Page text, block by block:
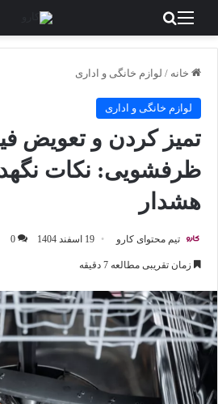
منو
خانه / لوازم خانگی و اداری
لوازم خانگی و اداری
تمیز کردن و تعویض
ظرفشویی: نکات
هشدار
تیم محتوای کارو 19 اسفند 1404 0
زمان تقریبی مطالعه 7 دقیقه